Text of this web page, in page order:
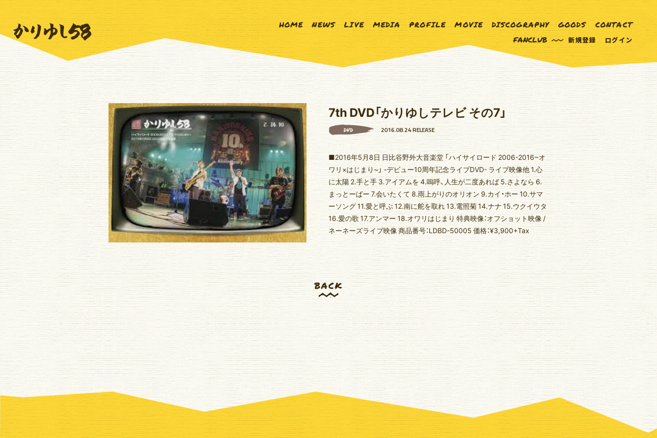
HOME NEWS LIVE MEDIA PROFILE MOVIE DISCOGRAPHY GOODS
CONTACT
FANCLUB
新規登録 ログイン
7th DVD「かりゆしテレビ その7」
DVD 2016.08.24 RELEASE
■2016年5月8日 日比谷野外大音楽堂 「ハイサイロード 2006-2016~オ
ワリ×はじまり~」 -デビュー10周年記念ライブDVD- ライブ映像他 1.心
に太陽 2.手と手 3.アイアムを 4.嗚呼、人生が二度あれば 5.さよなら 6.
まっとーばー 7.会いたくて 8.雨上がりのオリオン 9.カイ・ホー 10.サマ
ーソング 11.愛と呼ぶ 12.南に舵を取れ 13.電照菊 14.ナナ 15.ウクイウタ
16.愛の歌 17.アンマー 18.オワリはじまり 特典映像：オフショット映像 /
ネーネーズライブ映像 商品番号：LDBD-50005 価格：¥3,900+Tax
BACK